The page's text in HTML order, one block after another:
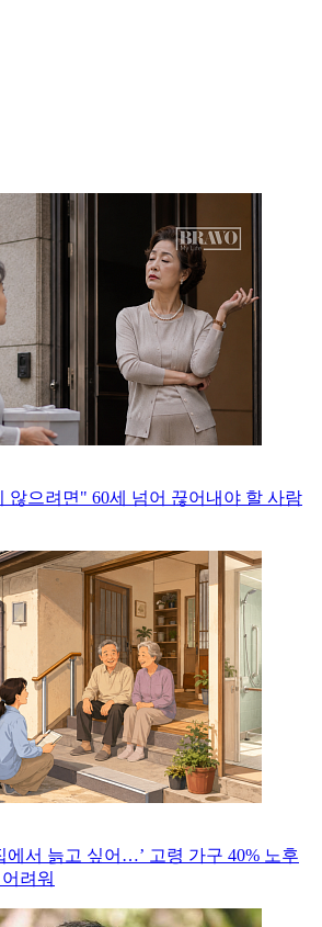
않으려면" 60세 넘어 끊어내야 할 사람
에서 늙고 싶어…’ 고령 가구 40% 노후
려워